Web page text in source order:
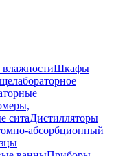
Шкафы
ситаДистилляторы
абсорбционный